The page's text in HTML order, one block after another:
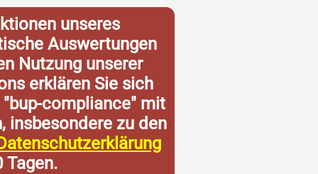
unseres
Auswertungen
Nutzung unserer
erklären Sie sich
compliance" mit
insbesondere zu den